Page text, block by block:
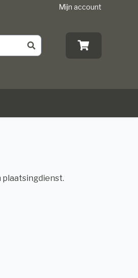
Mijn account
plaatsingdienst.